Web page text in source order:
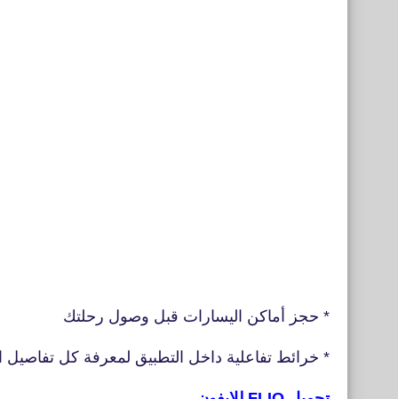
* حجز أماكن اليسارات قبل وصول رحلتك
* خرائط تفاعلية داخل التطبيق لمعرفة كل تفاصيل